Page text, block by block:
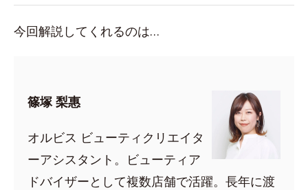
今回解説してくれるのは…
篠塚 梨惠
オルビス ビューティクリエイタ
ーアシスタント。ビューティア
ドバイザーとして複数店舗で活躍。長年に渡